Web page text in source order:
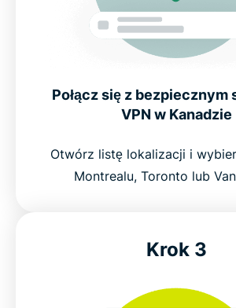
Prywatność w Internecie i przepisy
z Kanady
Uzyskaj ExpressVPN w 3 prostych
Dlaczego warto korzystać z VPN w
Połącz się z bezpiecznym
VPN w Kanadzie
Otwórz listę lokalizacji i
Montrealu, Toronto lub
Krok 3